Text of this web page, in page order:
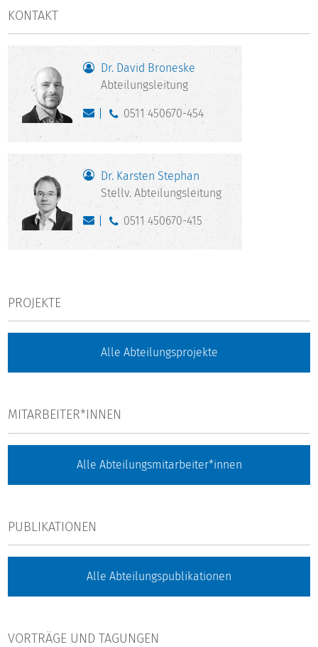
KONTAKT
Dr. David Broneske
Abteilungsleitung
0511 450670-454
Dr. Karsten Stephan
Stellv. Abteilungsleitung
0511 450670-415
PROJEKTE
Alle Abteilungsprojekte
MITARBEITER*INNEN
Alle Abteilungsmitarbeiter*innen
PUBLIKATIONEN
Alle Abteilungspublikationen
VORTRÄGE UND TAGUNGEN